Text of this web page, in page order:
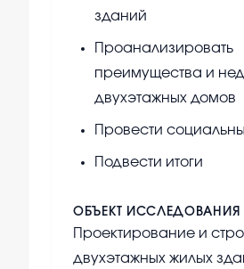
зданий
Проанализировать
преимущества и
двухэтажных домов
Провести
Подвести итоги
ОБЪЕКТ ИССЛЕДОВАНИЯ
Проектирование и
двухэтажных жилых